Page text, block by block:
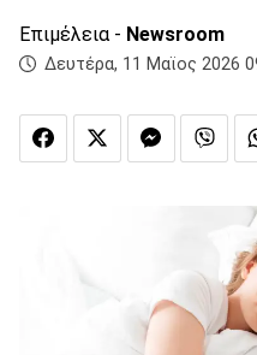
Επιμέλεια - Newsroom
Δευτέρα, 11 Μαϊος 2026